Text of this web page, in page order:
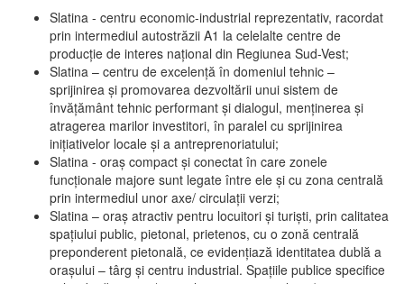
Slatina - centru economic-industrial reprezentativ, racordat
prin intermediul autostrăzii A1 la celelalte centre de
producţie de interes naţional din Regiunea Sud-Vest;
Slatina – centru de excelenţă în domeniul tehnic –
sprijinirea şi promovarea dezvoltării unui sistem de
învăţământ tehnic performant şi dialogul, menţinerea şi
atragerea marilor investitori, în paralel cu sprijinirea
iniţiativelor locale şi a antreprenoriatului;
Slatina - oraş compact şi conectat în care zonele
funcţionale majore sunt legate între ele şi cu zona centrală
prin intermediul unor axe/ circulații verzi;
Slatina – oraş atractiv pentru locuitori şi turişti, prin calitatea
spaţiului public, pietonal, prietenos, cu o zonă centrală
preponderent pietonală, ce evidenţiază identitatea dublă a
oraşului – târg şi centru industrial. Spaţiile publice specifice